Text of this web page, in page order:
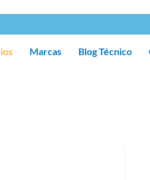
Marcas Blog Técnico